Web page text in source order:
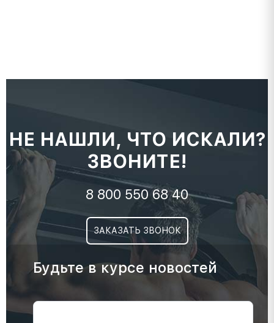
НЕ НАШЛИ, ЧТО ИСКАЛИ?
ЗВОНИТЕ!
8 800 550 68 40
ЗАКАЗАТЬ ЗВОНОК
Будьте в курсе новостей